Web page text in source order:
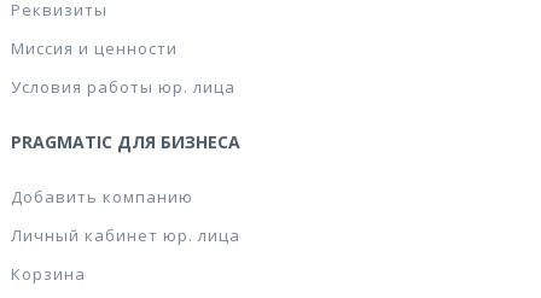
Реквизиты
Миссия и ценности
Условия работы юр. лица
PRAGMATIC ДЛЯ БИЗНЕСА
Добавить компанию
Личный кабинет юр. лица
Корзина